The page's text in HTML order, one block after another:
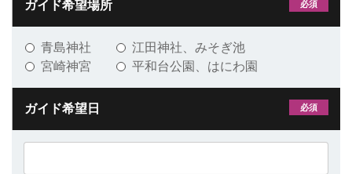
ガイド希望場所 必須
青島神社
江田神社、みそぎ池
宮崎神宮
平和台公園、はにわ園
ガイド希望日 必須